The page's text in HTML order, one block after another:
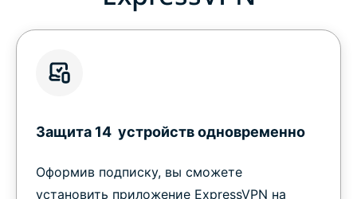
Защита 14 устройств одновременно
Оформив подписку, вы сможете
установить приложение ExpressVPN на